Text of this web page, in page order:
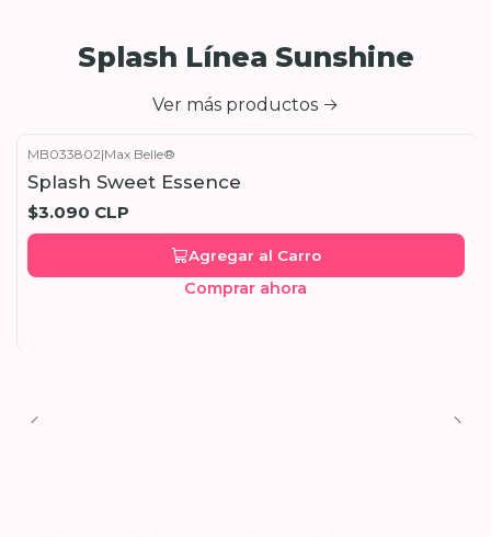
Splash Línea Sunshine
Ver más productos
MB033802|Max Belle®
Splash Sweet Essence
$3.090 CLP
Agregar al Carro
Comprar ahora